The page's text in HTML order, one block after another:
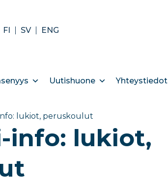
FI SV ENG
Uutishuone Yhteystiedot
lukiot, peruskoulut
info: lukiot,